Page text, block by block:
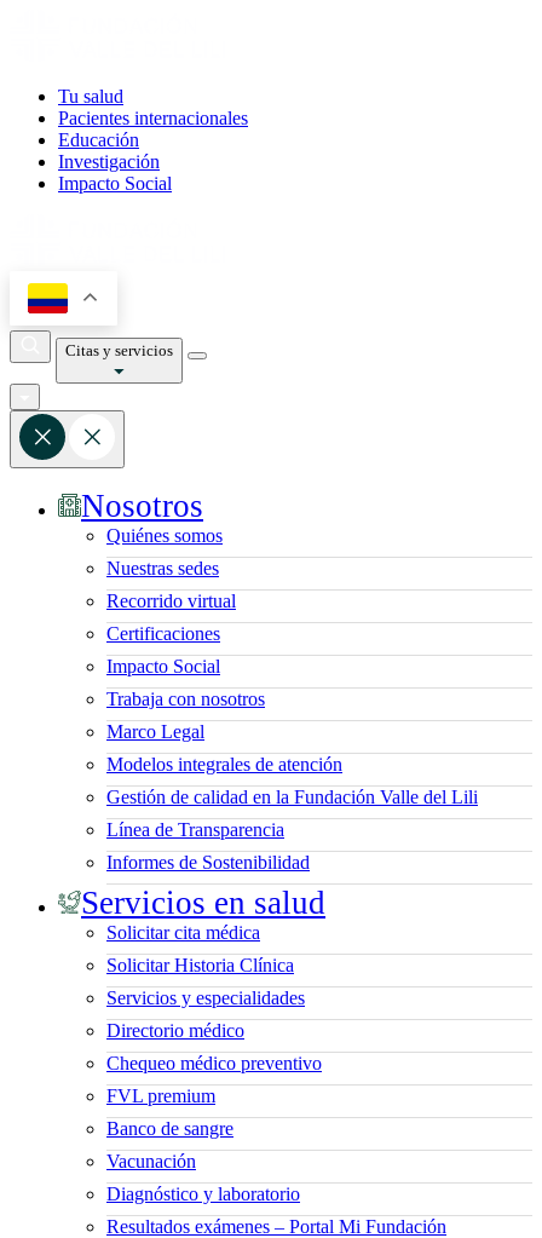
Tu salud
Pacientes internacionales
Educación
Investigación
Impacto Social
Citas y servicios
Nosotros
Quiénes somos
Nuestras sedes
Recorrido virtual
Certificaciones
Impacto Social
Trabaja con nosotros
Marco Legal
Modelos integrales de atención
Gestión de calidad en la Fundación Valle del Lili
Línea de Transparencia
Informes de Sostenibilidad
Servicios en salud
Solicitar cita médica
Solicitar Historia Clínica
Servicios y especialidades
Directorio médico
Chequeo médico preventivo
FVL premium
Banco de sangre
Vacunación
Diagnóstico y laboratorio
Resultados exámenes – Portal Mi Fundación